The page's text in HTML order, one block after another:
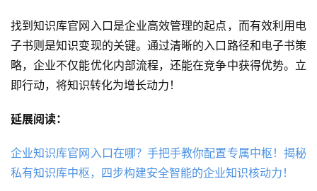
找到知识库官网入口是企业高效管理的起点，而有效利用电
子书则是知识变现的关键。通过清晰的入口路径和电子书策
略，企业不仅能优化内部流程，还能在竞争中获得优势。立
即行动，将知识转化为增长动力！
延展阅读：
企业知识库官网入口在哪？手把手教你配置专属中枢！揭秘
私有知识库中枢，四步构建安全智能的企业知识核动力！